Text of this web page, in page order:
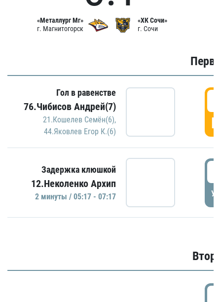
«Металлург Мг»
г. Магнитогорск
«ХК Сочи»
г. Сочи
Гол в равенстве
76.Чибисов Андрей(7)
21.Кошелев Семён(6),
44.Яковлев Егор К.(6)
Задержка клюшкой
12.Неколенко Архип
2 минуты / 05:17 - 07:17